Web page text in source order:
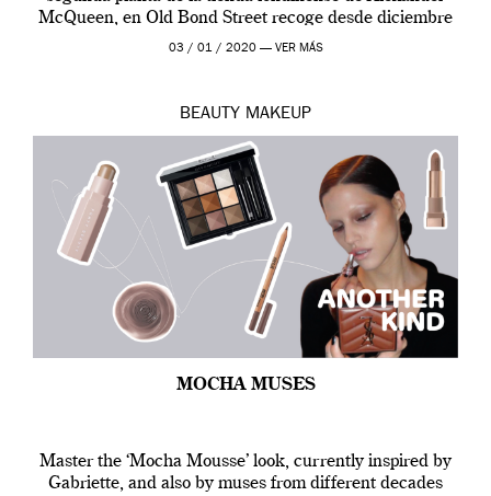
McQueen, en Old Bond Street recoge desde diciembre
de 2019 hasta final de abril […]
03 / 01 / 2020 — VER MÁS
BEAUTY MAKEUP
MOCHA MUSES
Master the ‘Mocha Mousse’ look, currently inspired by
Gabriette, and also by muses from different decades